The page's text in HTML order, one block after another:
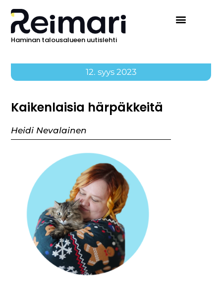
Haminan talousalueen uutislehti
12. syys 2023
Kaikenlaisia härpäkkeitä
Heidi Nevalainen